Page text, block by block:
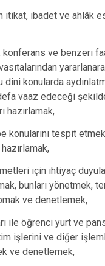
itikat, ibadet ve ahlâk
konferans ve benzeri
dini konularda
vaaz edeceği
hazırlamak,
konularını tespit
için ihtiyaç
bunları yönetmek,
ve denetlemek,
ile öğrenci yurt ve
işlerini ve diğer
ve denetlemek,